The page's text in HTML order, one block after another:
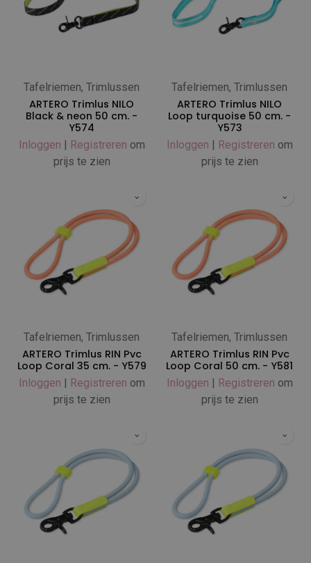
Tafelriemen, Trimlussen
ARTERO Trimlus NILO
Black & neon 50 cm. -
Y574
Inloggen | Registreren om
prijs te zien
Tafelriemen, Trimlussen
ARTERO Trimlus NILO
Loop turquoise 50 cm. -
Y573
Inloggen | Registreren om
prijs te zien
Tafelriemen, Trimlussen
ARTERO Trimlus RIN Pvc
Loop Coral 35 cm. - Y579
Inloggen | Registreren om
prijs te zien
Tafelriemen, Trimlussen
ARTERO Trimlus RIN Pvc
Loop Coral 50 cm. - Y581
Inloggen | Registreren om
prijs te zien